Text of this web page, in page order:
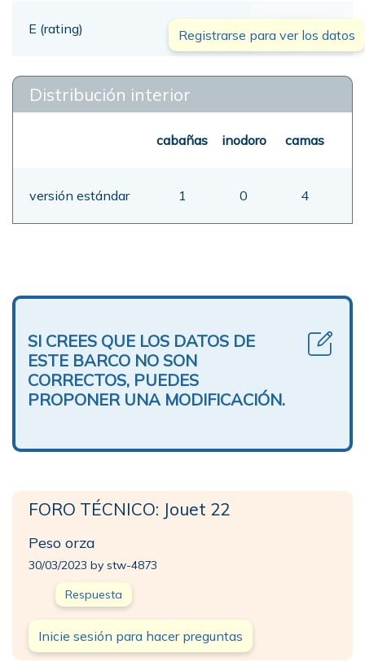
E (rating) 00,00 mt
Registrarse para ver los datos
Distribución interior
cabañas inodoro camas
versión estándar 1 0 4
SI CREES QUE LOS DATOS DE
ESTE BARCO NO SON
CORRECTOS, PUEDES
PROPONER UNA MODIFICACIÓN.
FORO TÉCNICO: Jouet 22
Peso orza
30/03/2023 by stw-4873
Respuesta
Inicie sesión para hacer preguntas